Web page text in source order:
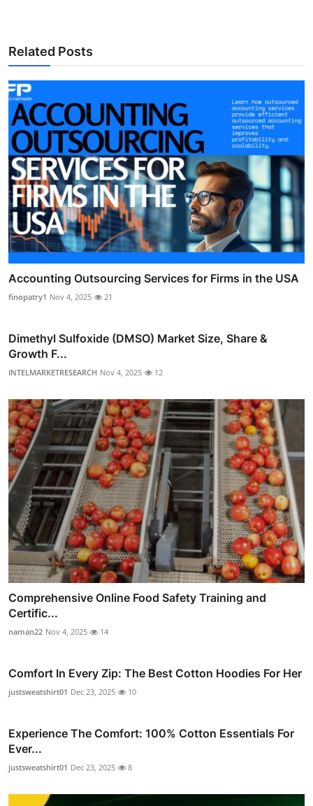
Related Posts
Accounting Outsourcing Services for Firms in the USA
finopatry1 Nov 4, 2025 21
Dimethyl Sulfoxide (DMSO) Market Size, Share &
Growth F...
INTELMARKETRESEARCH Nov 4, 2025 12
Comprehensive Online Food Safety Training and
Certific...
naman22 Nov 4, 2025 14
Comfort In Every Zip: The Best Cotton Hoodies For Her
justsweatshirt01 Dec 23, 2025 10
Experience The Comfort: 100% Cotton Essentials For
Ever...
justsweatshirt01 Dec 23, 2025 8